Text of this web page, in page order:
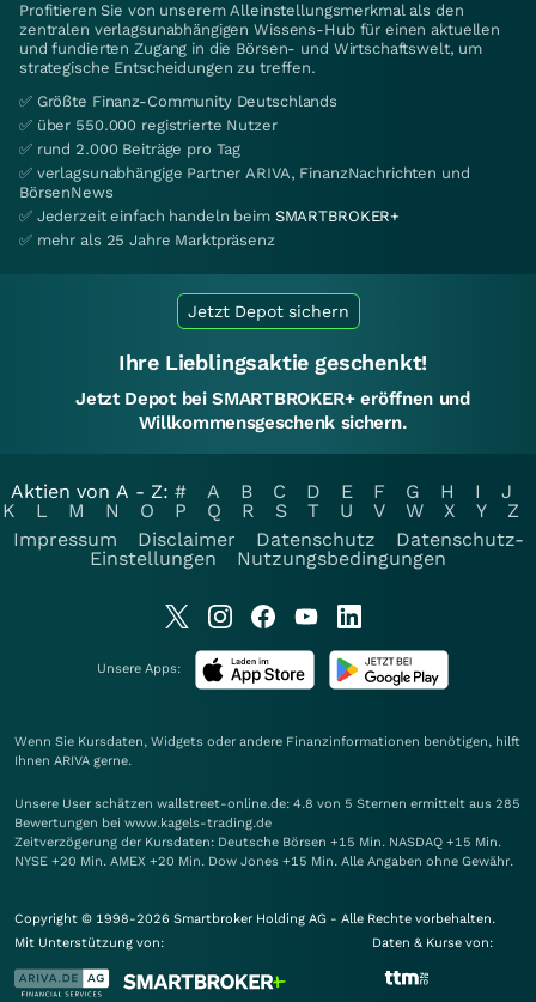
Profitieren Sie von unserem Alleinstellungsmerkmal als den
zentralen verlagsunabhängigen Wissens-Hub für einen aktuellen
und fundierten Zugang in die Börsen- und Wirtschaftswelt, um
strategische Entscheidungen zu treffen.
✅ Größte Finanz-Community Deutschlands
✅ über 550.000 registrierte Nutzer
✅ rund 2.000 Beiträge pro Tag
✅ verlagsunabhängige Partner ARIVA, FinanzNachrichten und
BörsenNews
✅ Jederzeit einfach handeln beim SMARTBROKER+
✅ mehr als 25 Jahre Marktpräsenz
Jetzt Depot sichern
Ihre Lieblingsaktie geschenkt!
Jetzt Depot bei SMARTBROKER+ eröffnen und
Willkommensgeschenk sichern.
Aktien von A - Z: # A B C D E F G H I
J
K
L M N O P Q R S T U V W X Y
Z
Impressum
Disclaimer Datenschutz
Datenschutz-
Einstellungen
Nutzungsbedingungen
Unsere Apps:
Wenn Sie Kursdaten, Widgets oder andere Finanzinformationen benötigen, hilft
Ihnen ARIVA gerne.
Unsere User schätzen wallstreet-online.de: 4.8 von 5 Sternen ermittelt aus 285
Bewertungen bei www.kagels-trading.de
Zeitverzögerung der Kursdaten: Deutsche Börsen +15 Min. NASDAQ +15 Min.
NYSE +20 Min. AMEX +20 Min. Dow Jones +15 Min. Alle Angaben ohne Gewähr.
Copyright © 1998-2026 Smartbroker Holding AG - Alle Rechte vorbehalten.
Mit Unterstützung von:
Daten & Kurse von: